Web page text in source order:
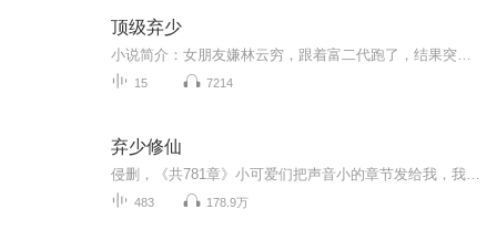
顶级弃少
15 7214
弃少修仙
483 178.9万